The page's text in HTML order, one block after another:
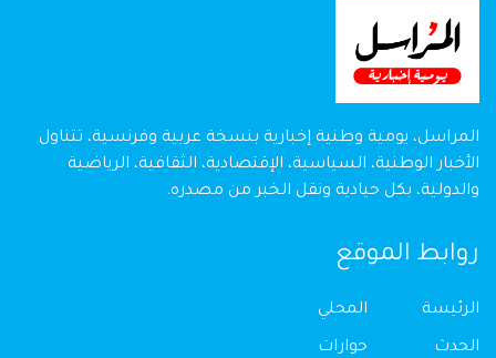
المراسل، يومية وطنية إخبارية بنسخة عربية وفرنسية، تتناول
الأخبار الوطنية، السياسية، الإقتصادية، الثقافية، الرياضية
والدولية، بكل حيادية ونقل الخبر من مصدره.
روابط الموقع
الرئيسة
الحدث
المحلي
حوارات